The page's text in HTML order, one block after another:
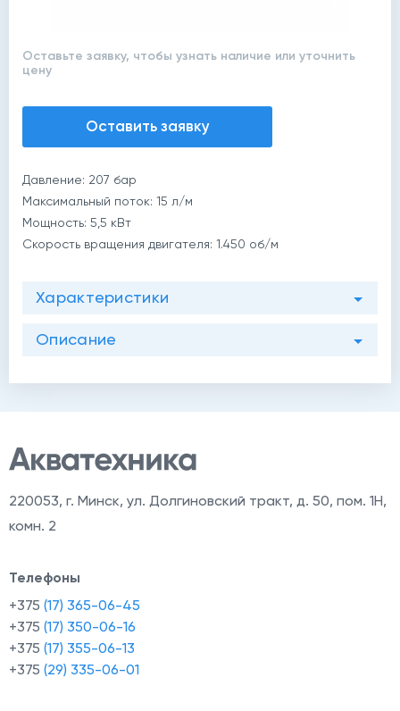
Оставьте заявку, чтобы узнать наличие или уточнить
цену
Оставить заявку
Давление: 207 бар
Максимальный поток: 15 л/м
Мощность: 5,5 кВт
Скорость вращения двигателя: 1.450 об/м
Характеристики
Описание
220053, г. Минск, ул. Долгиновский тракт, д. 50, пом. 1Н,
комн. 2
Телефоны
+375 (17) 365-06-45
+375 (17) 350-06-16
+375 (17) 355-06-13
+375 (29) 335-06-01